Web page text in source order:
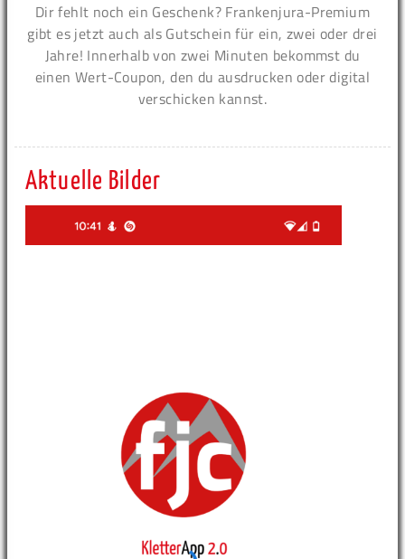
Dir fehlt noch ein Geschenk? Frankenjura-Premium
gibt es jetzt auch als Gutschein für ein, zwei oder drei
Jahre! Innerhalb von zwei Minuten bekommst du
einen Wert-Coupon, den du ausdrucken oder digital
verschicken kannst.
Aktuelle Bilder